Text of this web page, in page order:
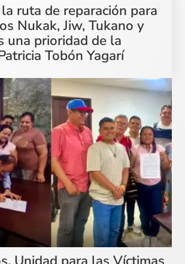
ruta de reparación para
Nukak, Jiw, Tukano y
una prioridad de la
Tobón Yagarí